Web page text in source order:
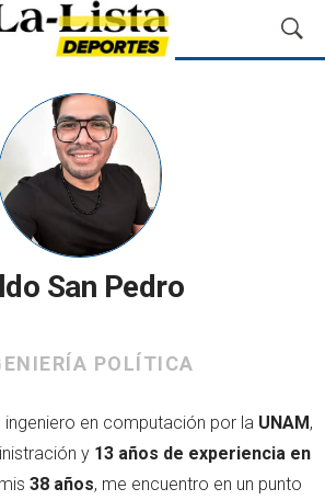
M
o
San Pedro
POLÍTICA
, ingeniero en computación por la UNAM,
y 13 años de experiencia en
38 años, me encuentro en un punto